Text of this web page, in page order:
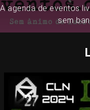
A agenda de eventos
sem